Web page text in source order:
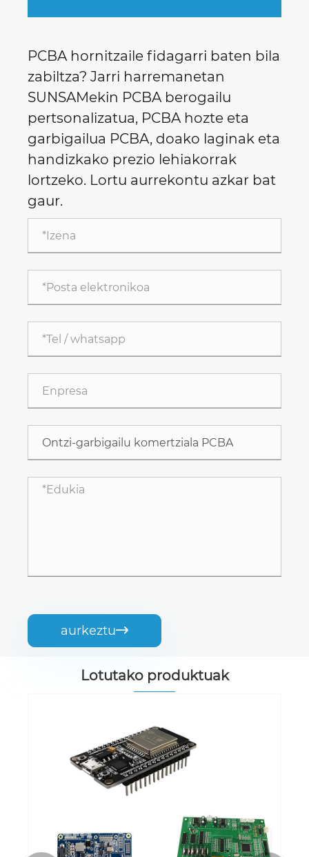
PCBA hornitzaile fidagarri baten bila
zabiltza? Jarri harremanetan
SUNSAMekin PCBA berogailu
pertsonalizatua, PCBA hozte eta
garbigailua PCBA, doako laginak eta
handizkako prezio lehiakorrak
lortzeko. Lortu aurrekontu azkar bat
gaur.
aurkeztu
Lotutako produktuak